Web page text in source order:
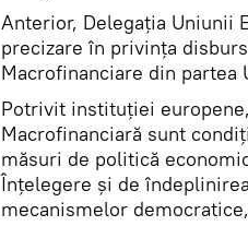
Anterior, Delegația Uniunii
precizare în privința
Macrofinanciare din partea
Potrivit instituției
Macrofinanciară sunt
măsuri de politică
Înțelegere și de
mecanismelor